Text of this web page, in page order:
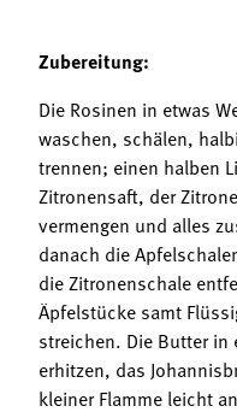
Zubereitung:
Die Rosinen in etwas
waschen, schälen,
trennen; einen halben
Zitronensaft, der
vermengen und alles
danach die
die Zitronenschale
Äpfelstücke samt
streichen. Die Butter in
erhitzen, das
kleiner Flamme leicht